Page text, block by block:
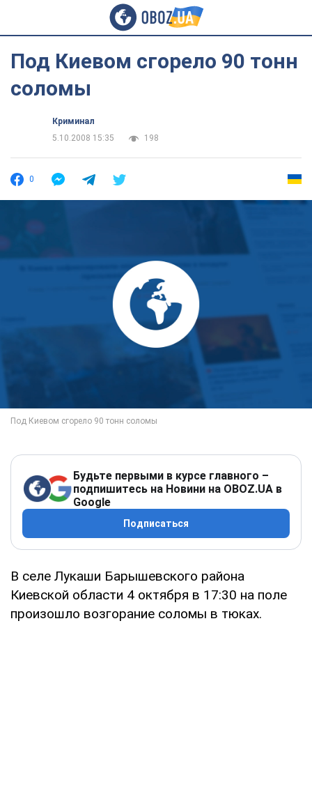
Под Киевом сгорело 90 тонн
соломы
Криминал
5.10.2008 15:35
198
0
Будьте первыми в курсе главного –
подпишитесь на Новини на OBOZ.UA в
Google
Подписаться
В селе Лукаши Барышевского района
Киевской области 4 октября в 17:30 на поле
произошло возгорание соломы в тюках.